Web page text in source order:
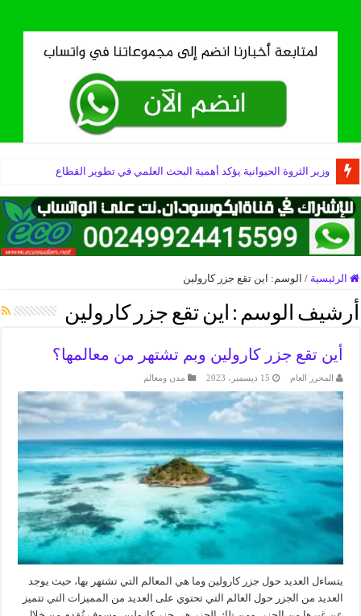
وزير الثروة الحيوانية يؤكد أهمية البحث العلمي في تطوير القطاع
الرئيسية / الوسم: اين تقع جزر كارولين
أرشيف الوسم : اين تقع جزر كارولين
أين تقع جزر كارولين وبم تشتهر من معالمها؟
المحرر العام 15 ديسمبر، 2023 مدن ومعالم
يتساءل العديد حول جزر كارولين وما هي المعالم التي تشتهر بها، حيث يوجد
العديد من الجزر حول العالم التي تحتوي على العديد من المميزات التي تتميز